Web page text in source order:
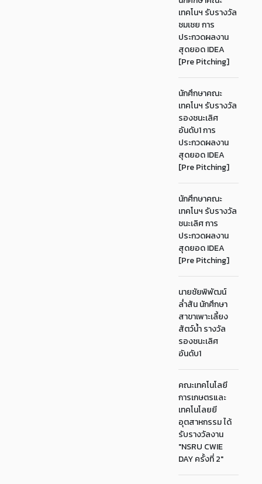
เทคโนฯ รับรางวัล
ชมเชย การ
ประกวดผลงาน
สุดยอด IDEA
[Pre Pitching]
นักศึกษาคณะ
เทคโนฯ รับรางวัล
รองชนะเลิศ
อันดับ1 การ
ประกวดผลงาน
สุดยอด IDEA
[Pre Pitching]
นักศึกษาคณะ
เทคโนฯ รับรางวัล
ชนะเลิศ การ
ประกวดผลงาน
สุดยอด IDEA
[Pre Pitching]
นายชัยพิพัฒน์
ล่ำสัน นักศึกษา
สาขาเพาะเลี้ยง
สัตว์น้ำ รางวัล
รองชนะเลิศ
อันดับ1
คณะเทคโนโลยี
การเกษตรและ
เทคโนโลยยี
อุตสาหกรรม ได้
รับรางวัลงาน
"NSRU CWIE
DAY ครั้งที่ 2"